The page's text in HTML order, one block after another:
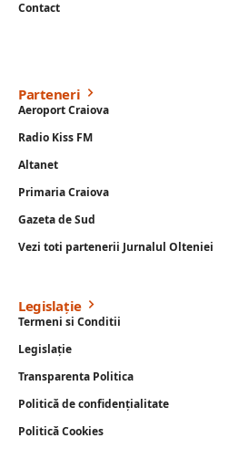
Contact
Parteneri
Aeroport Craiova
Radio Kiss FM
Altanet
Primaria Craiova
Gazeta de Sud
Vezi toti partenerii Jurnalul Olteniei
Legislație
Termeni si Conditii
Legislație
Transparenta Politica
Politică de confidențialitate
Politică Cookies